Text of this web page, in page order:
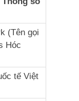
(Tên gọi
Hóc
tế Việt